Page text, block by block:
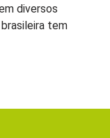
diversos
tem